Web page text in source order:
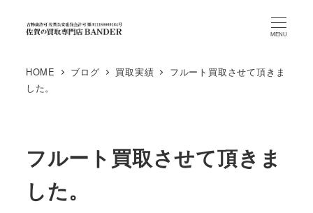
MENU
HOME ブログ 買取実績
フルート買取させて頂きま
した。
フルート買取させて頂きま
した。